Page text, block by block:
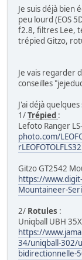
Je suis déjà bien
peu lourd (EOS
f2.8, filtres Lee,
trépied Gitzo,
Je vais regarder
conseilles
J'ai déjà
1/Trépied :
Lefoto Ranger
photo.com/
Gitzo GT2542
https://
Mountaineer-
2/ Rotules :
Uniqball UBH
https://
34/uniqball-302/
bidirectionnelle-